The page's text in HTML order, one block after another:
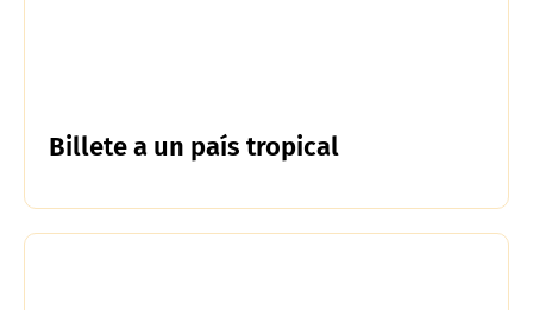
Billete a un país tropical